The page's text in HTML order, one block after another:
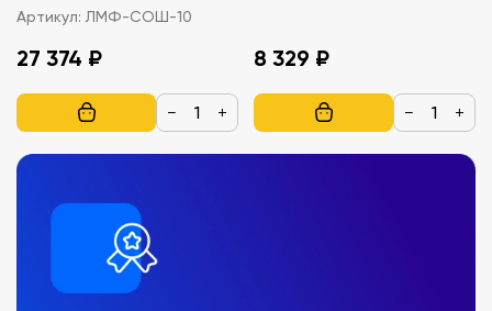
Артикул: ЛМФ-СОШ-10
27 374 ₽
− +
8 329 ₽
− +